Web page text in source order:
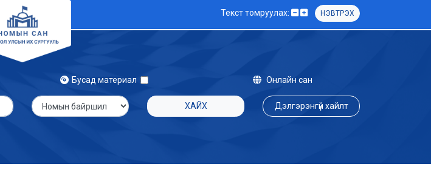
Текст томруулах: НЭВТРЭХ
Бусад материал Онлайн сан
ХАЙХ Дэлгэрэнгүй хайлт